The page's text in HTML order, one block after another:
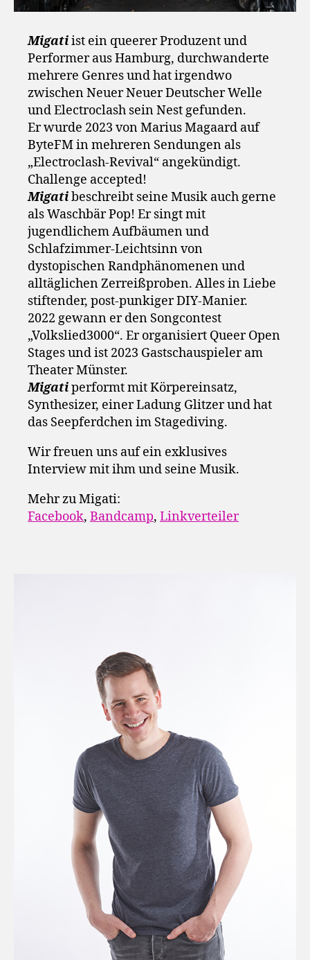
Migatiist ein queerer Produzent und
Performer aus Hamburg, durchwanderte
mehrere Genres und hat irgendwo
zwischen Neuer Neuer Deutscher Welle
und Electroclash sein Nest gefunden.
Er wurde 2023 von Marius Magaard auf
ByteFM in mehreren Sendungen als
„Electroclash-Revival“ angekündigt.
Challenge accepted!
Migatibeschreibt seine Musik auch gerne
als Waschbär Pop! Er singt mit
jugendlichem Aufbäumen und
Schlafzimmer-Leichtsinn von
dystopischen Randphänomenen und
alltäglichen Zerreißproben. Alles in Liebe
stiftender, post-punkiger DIY-Manier.
2022 gewann er den Songcontest
„Volkslied3000“. Er organisiert Queer Open
Stages und ist 2023 Gastschauspieler am
Theater Münster.
Migatiperformt mit Körpereinsatz,
Synthesizer, einer Ladung Glitzer und hat
das Seepferdchen im Stagediving.
Wir freuen uns auf ein exklusives
Interview mit ihm und seine Musik.
Mehr zu Migati:
Facebook, Bandcamp, Linkverteiler